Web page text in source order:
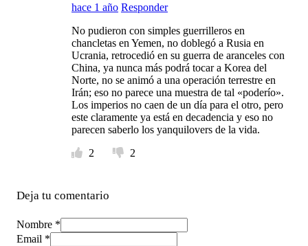
hace 1 año Responder
No pudieron con simples guerrilleros en
chancletas en Yemen, no doblegó a Rusia en
Ucrania, retrocedió en su guerra de aranceles con
China, ya nunca más podrá tocar a Korea del
Norte, no se animó a una operación terrestre en
Irán; eso no parece una muestra de tal «poderío».
Los imperios no caen de un día para el otro, pero
este claramente ya está en decadencia y eso no
parecen saberlo los yanquilovers de la vida.
2
2
Deja tu comentario
Nombre *
Email *